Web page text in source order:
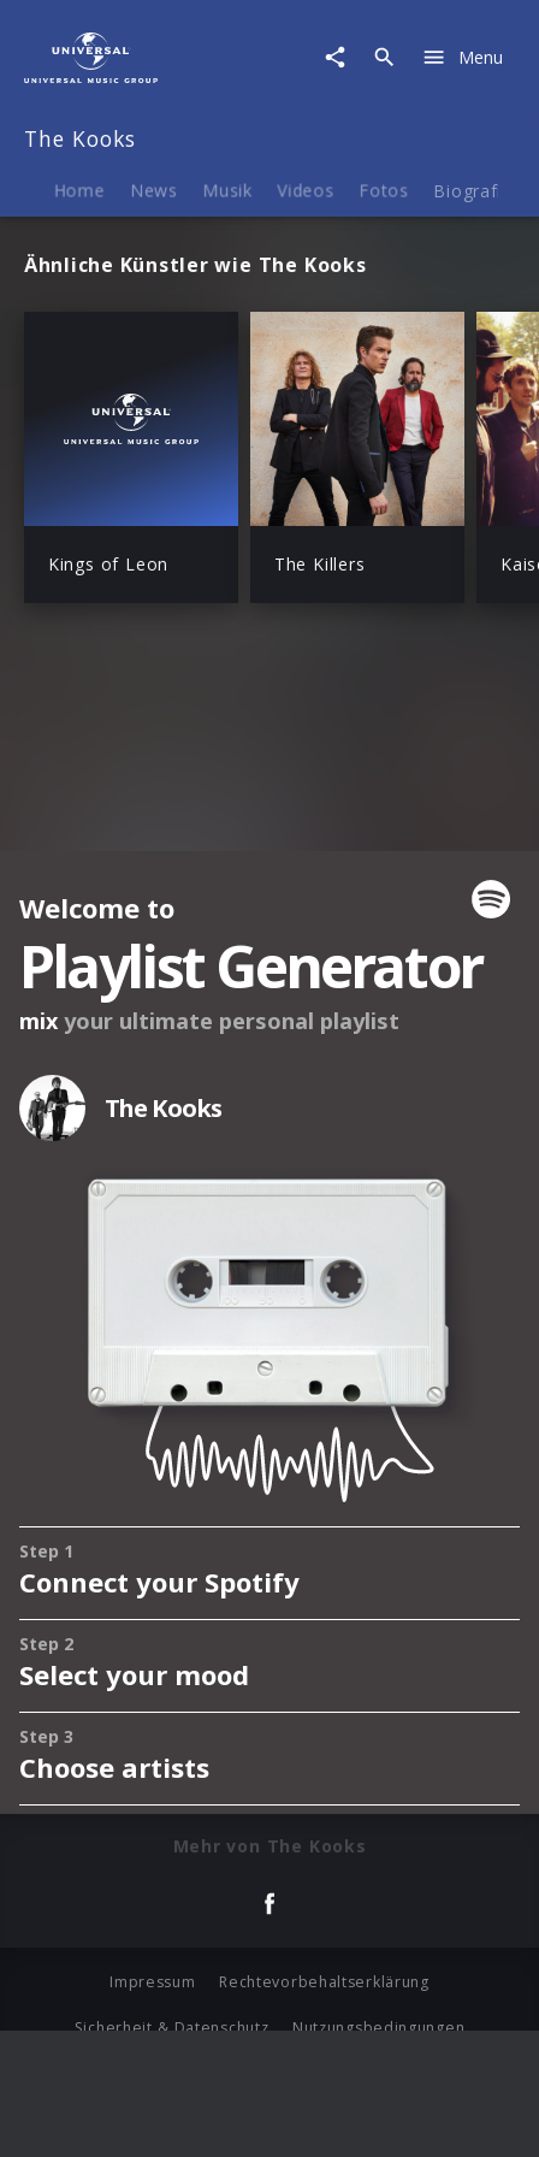
Termine
Menu
The Kooks
Home News Musik Videos Fotos Biografie
Ähnliche Künstler wie The Kooks
Kings of Leon The Killers
Mehr von The Kooks
Impressum Rechtevorbehaltserklärung
Sicherheit & Datenschutz Nutzungsbedingungen